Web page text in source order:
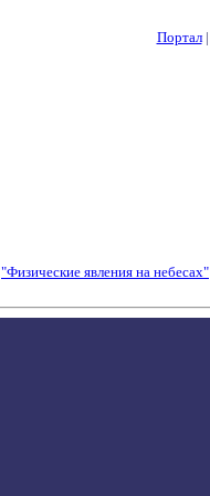
Портал|
"Физические явления на небесах"